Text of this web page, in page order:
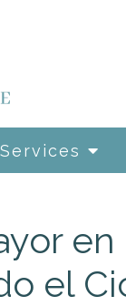
Services
el